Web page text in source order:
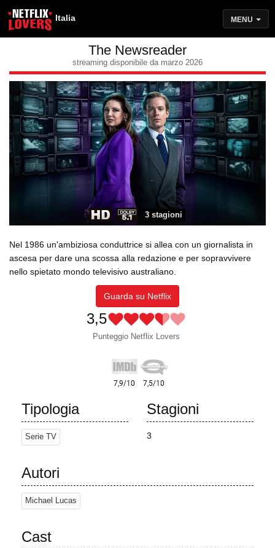
Italia MENU
The Newsreader
streaming disponibile da marzo 2026
3 stagioni
Nel 1986 un'ambiziosa conduttrice si allea con un giornalista in
ascesa per dare una scossa alla redazione e per sopravvivere
nello spietato mondo televisivo australiano.
Guarda su Netflix
3,5
Punteggio Netflix Lovers
Tipologia
Serie TV
Stagioni
3
Autori
Michael Lucas
Cast